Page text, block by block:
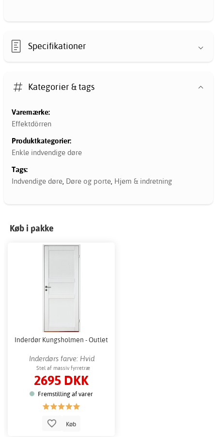
Specifikationer
Kategorier & tags
Varemærke:
Effektdörren
Produktkategorier:
Enkle indvendige døre
Tags:
Indvendige døre, Døre og porte, Hjem & indretning
Køb i pakke
Inderdør Kungsholmen - Outlet
Inderdørs farve: Hvid
Stel af massiv fyrretræ
2695 DKK
Fremstilling af varer
Køb